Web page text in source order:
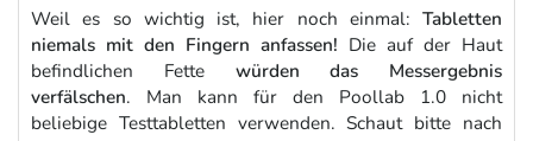
Weil es so wichtig ist, hier noch einmal: Tabletten
niemals mit den Fingern anfassen! Die auf der Haut
befindlichen Fette würden das Messergebnis
verfälschen. Man kann für den Poollab 1.0 nicht
beliebige Testtabletten verwenden. Schaut bitte nach